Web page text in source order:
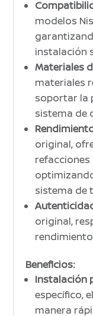
modelos
instalación
Materiales
materiales
soportar la
sistema de
original,
refacciones
sistema de
original,
Beneficios:
Instalación
específico,
manera